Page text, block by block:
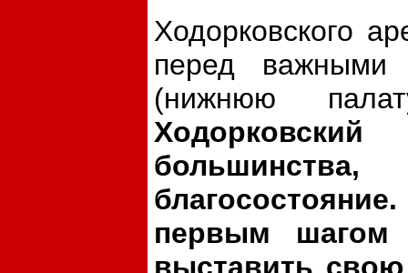
Ходорковского
перед
(нижнюю
первым шагом